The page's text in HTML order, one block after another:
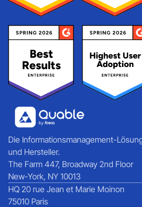
Die Informationsmanagement-
und Hersteller.
The Farm 447, Broadway 2nd Floor
New-York, NY 10013
HQ 20 rue Jean et Marie Moinon
75010 Paris